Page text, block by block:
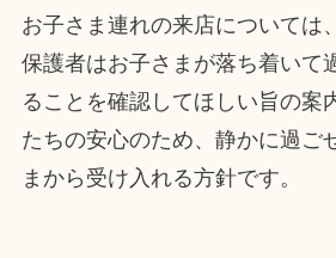
お子さま連れの来店については
保護者はお子さまが落ち着いて
ることを確認してほしい旨の案
たちの安心のため、静かに過ご
まから受け入れる方針です。